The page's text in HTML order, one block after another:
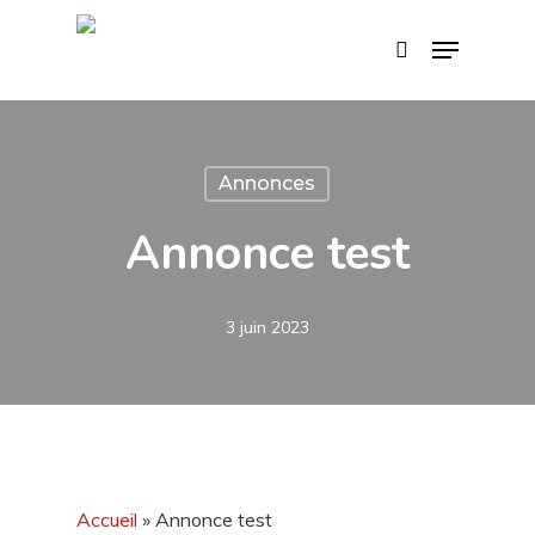
main
search
Menu
Annonces
Annonce test
3 juin 2023
Accueil » Annonce test